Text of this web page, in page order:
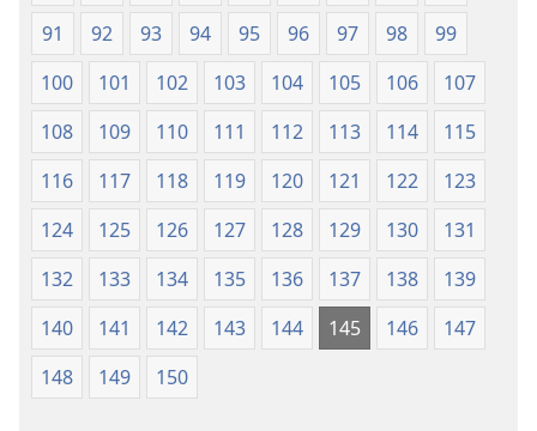
91
92 93 94 95 96 97 98
99
100
101 102 103 104 105 106
107
108
109 110 111 112 113 114
115
116
117 118 119 120 121 122
123
124
125 126 127 128 129 130
131
132
133 134 135 136 137 138
139
140
141 142 143 144 145 146
147
148
149 150